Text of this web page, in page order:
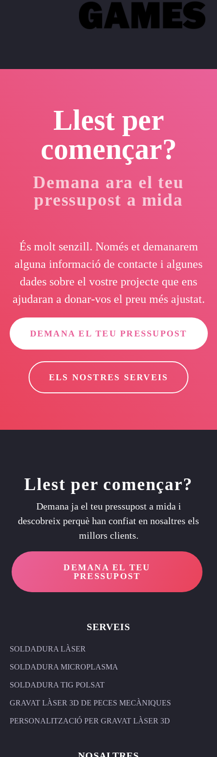
Llest per
començar?
Demana ara el teu
pressupost a mida
És molt senzill. Només et demanarem
alguna informació de contacte i algunes
dades sobre el vostre projecte que ens
ajudaran a donar-vos el preu més ajustat.
DEMANA EL TEU PRESSUPOST
ELS NOSTRES SERVEIS
Llest per començar?
Demana ja el teu pressupost a mida i
descobreix perquè han confiat en nosaltres els
millors clients.
DEMANA EL TEU
PRESSUPOST
SERVEIS
SOLDADURA LÀSER
SOLDADURA MICROPLASMA
SOLDADURA TIG POLSAT
GRAVAT LÀSER 3D DE PECES MECÀNIQUES
PERSONALITZACIÓ PER GRAVAT LÀSER 3D